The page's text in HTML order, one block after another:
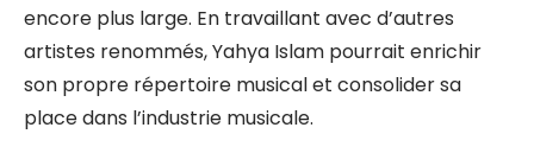
encore plus large. En travaillant avec d’autres
artistes renommés, Yahya Islam pourrait enrichir
son propre répertoire musical et consolider sa
place dans l’industrie musicale.